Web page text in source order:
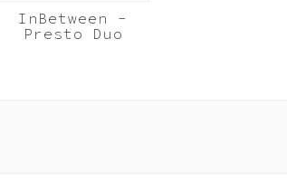
InBetween -
Presto Duo